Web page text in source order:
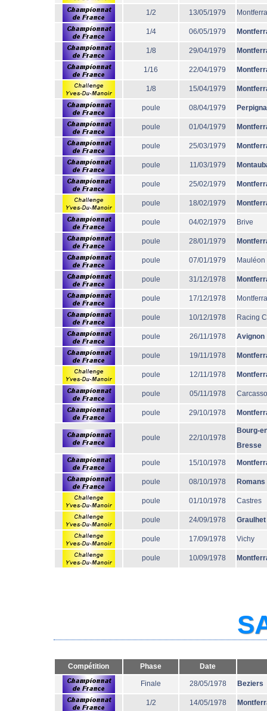
1/2 13/05/1979
1/4 06/05/1979
1/8 29/04/1979
1/16 22/04/1979
1/8 15/04/1979
poule 08/04/1979
poule 01/04/1979
poule 25/03/1979
poule 11/03/1979
poule 25/02/1979
poule 18/02/1979
poule 04/02/1979 Brive
poule 28/01/1979
poule 07/01/1979 Mauléon
poule 31/12/1978
poule 17/12/1978
poule 10/12/1978 Racing
poule 26/11/1978 Avignon
poule 19/11/1978
poule 12/11/1978
poule 05/11/1978
poule 29/10/1978
poule 22/10/1978
Bourg-
Bresse
poule 15/10/1978
poule 08/10/1978 Romans
poule 01/10/1978 Castres
poule 24/09/1978 Graulhet
poule 17/09/1978 Vichy
poule 10/09/1978
Compétition Phase Date
Finale 28/05/1978 Beziers
1/2 14/05/1978